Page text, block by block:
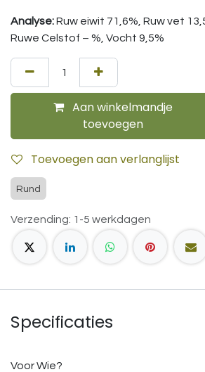
Analyse:Ruw eiwit 71,6%, Ruw vet
Ruwe Celstof – %, Vocht 9,5%
Aan winkelmandje
toevoegen
Toevoegen aan verlanglijst
Rund
Verzending: 1-5 werkdagen
Specificaties
Voor Wie?